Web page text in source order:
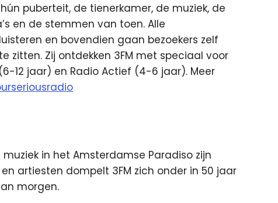
puberteit, de tienerkamer, de muziek, de
en de stemmen van toen. Alle
en bovendien gaan bezoekers zelf
zitten. Zij ontdekken 3FM met speciaal voor
12 jaar) en Radio Actief (4-6 jaar). Meer
in het Amsterdamse Paradiso zijn
artiesten dompelt 3FM zich onder in 50 jaar
morgen.